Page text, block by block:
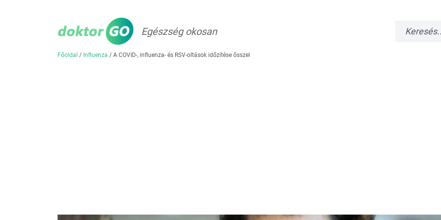
Egészség okosan
Főoldal / Influenza / A COVID-, influenza- és RSV-oltások időzítése ősszel